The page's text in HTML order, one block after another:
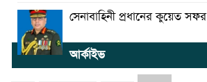
সেনাবাহিনী প্রধানের কুয়েত সফর
আর্কাইভ